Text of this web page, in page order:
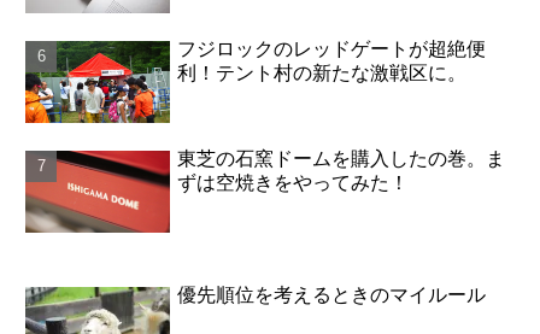
フジロックのレッドゲートが超絶便
利！テント村の新たな激戦区に。
東芝の石窯ドームを購入したの巻。ま
ずは空焼きをやってみた！
優先順位を考えるときのマイルール